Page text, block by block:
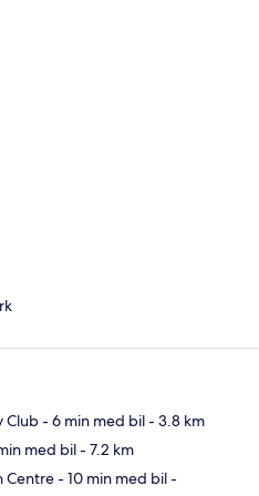
Club- 6 min med bil- 3.8 km
med bil- 7.2 km
Centre- 10 min med bil-